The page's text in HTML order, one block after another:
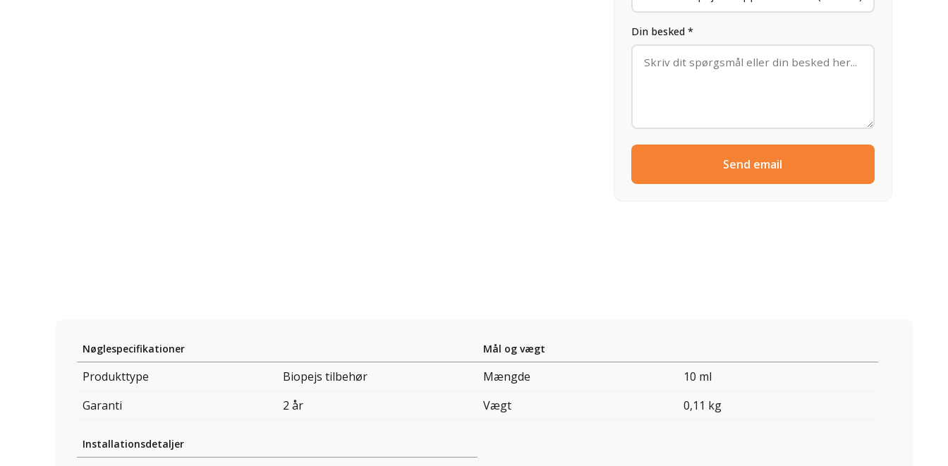
Din besked *
Send email
Nøglespecifikationer
Produkttype
Biopejs tilbehør
Garanti
2 år
Mål og vægt
Mængde
10 ml
Vægt
0,11 kg
Installationsdetaljer